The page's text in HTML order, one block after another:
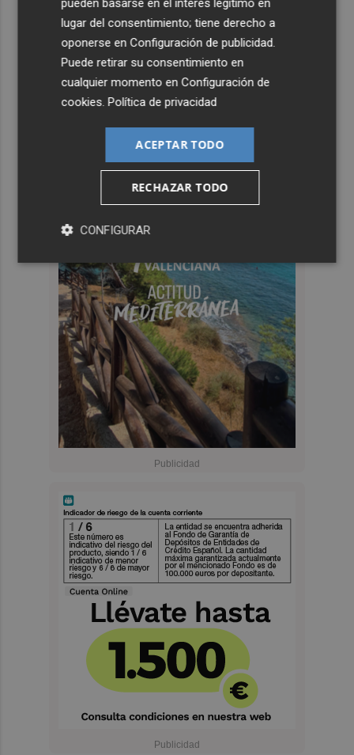
pueden basarse en el interés legítimo en
lugar del consentimiento; tiene derecho a
oponerse enConfiguración de publicidad.
Puede retirar su consentimiento en
cualquier momento enConfiguración de
cookies.Política de privacidad
ACEPTAR TODO
RECHAZAR TODO
CONFIGURAR